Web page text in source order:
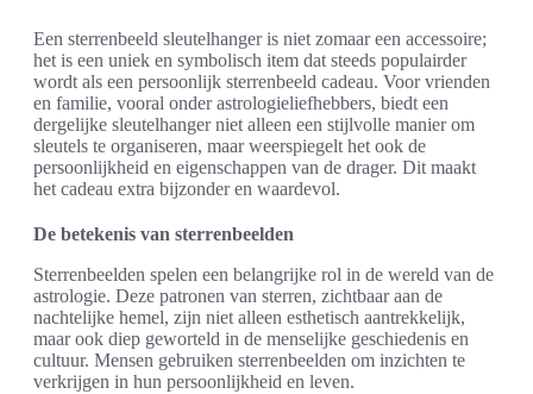
Een sterrenbeeld sleutelhanger is niet zomaar een accessoire;
het is een uniek en symbolisch item dat steeds populairder
wordt als een persoonlijk sterrenbeeld cadeau. Voor vrienden
en familie, vooral onder astrologieliefhebbers, biedt een
dergelijke sleutelhanger niet alleen een stijlvolle manier om
sleutels te organiseren, maar weerspiegelt het ook de
persoonlijkheid en eigenschappen van de drager. Dit maakt
het cadeau extra bijzonder en waardevol.
De betekenis van sterrenbeelden
Sterrenbeelden spelen een belangrijke rol in de wereld van de
astrologie. Deze patronen van sterren, zichtbaar aan de
nachtelijke hemel, zijn niet alleen esthetisch aantrekkelijk,
maar ook diep geworteld in de menselijke geschiedenis en
cultuur. Mensen gebruiken sterrenbeelden om inzichten te
verkrijgen in hun persoonlijkheid en leven.